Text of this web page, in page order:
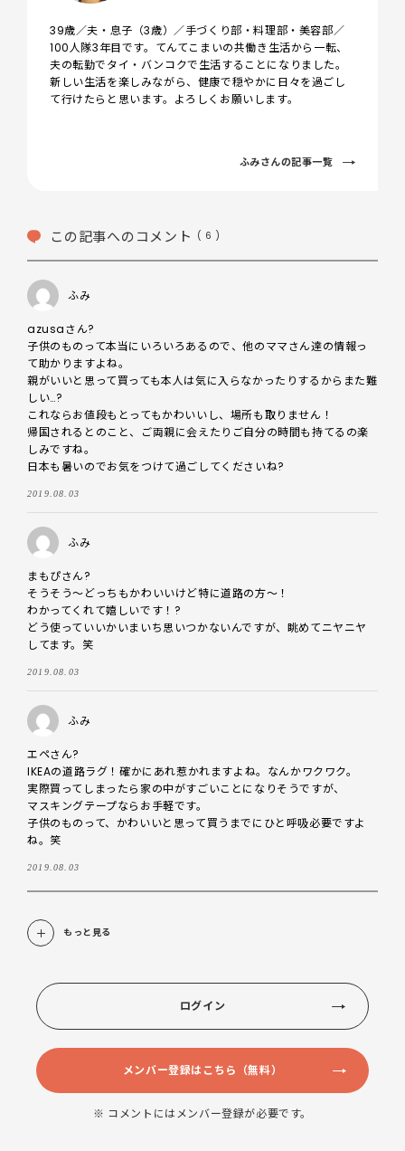
39歳／夫・息子（3歳）／手づくり部・料理部・美容部／
100人隊3年目です。てんてこまいの共働き生活から一転、
夫の転勤でタイ・バンコクで生活することになりました。
新しい生活を楽しみながら、健康で穏やかに日々を過ごし
て行けたらと思います。よろしくお願いします。
ふみさんの記事一覧
この記事へのコメント ( 6 )
ふみ
azusaさん?
子供のものって本当にいろいろあるので、他のママさん達の情報っ
て助かりますよね。
親がいいと思って買っても本人は気に入らなかったりするからまた難
しい…?
これならお値段もとってもかわいいし、場所も取りません！
帰国されるとのこと、ご両親に会えたりご自分の時間も持てるの楽
しみですね。
日本も暑いのでお気をつけて過ごしてくださいね?
2019.08.03
ふみ
まもぴさん?
そうそう～どっちもかわいいけど特に道路の方～！
わかってくれて嬉しいです！?
どう使っていいかいまいち思いつかないんですが、眺めてニヤニヤ
してます。笑
2019.08.03
ふみ
エペさん?
IKEAの道路ラグ！確かにあれ惹かれますよね。なんかワクワク。
実際買ってしまったら家の中がすごいことになりそうですが、
マスキングテープならお手軽です。
子供のものって、かわいいと思って買うまでにひと呼吸必要ですよ
ね。笑
2019.08.03
もっと見る
ログイン
メンバー登録はこちら（無料）
※ コメントにはメンバー登録が必要です。